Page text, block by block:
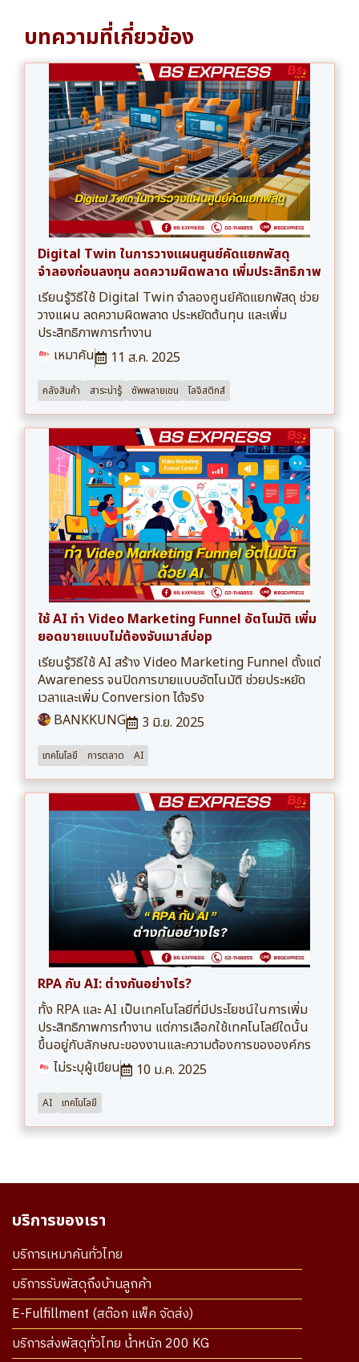
บทความที่เกี่ยวข้อง
Digital Twin ในการวางแผนศูนย์คัดแยกพัสดุ
จำลองก่อนลงทุน ลดความผิดพลาด เพิ่มประสิทธิภาพ
เรียนรู้วิธีใช้ Digital Twin จำลองศูนย์คัดแยกพัสดุ ช่วย
วางแผน ลดความผิดพลาด ประหยัดต้นทุน และเพิ่ม
ประสิทธิภาพการทำงาน
เหมาคัน
11 ส.ค. 2025
คลังสินค้า สาระน่ารู้ ซัพพลายเชน โลจิสติกส์
ใช้ AI ทำ Video Marketing Funnel อัตโนมัติ เพิ่ม
ยอดขายแบบไม่ต้องจับเมาส์บ่อp
เรียนรู้วิธีใช้ AI สร้าง Video Marketing Funnel ตั้งแต่
Awareness จนปิดการขายแบบอัตโนมัติ ช่วยประหยัด
เวลาและเพิ่ม Conversion ได้จริง
BANKKUNG
3 มิ.ย. 2025
เทคโนโลยี การตลาด AI
RPA กับ AI: ต่างกันอย่างไร?
ทั้ง RPA และ AI เป็นเทคโนโลยีที่มีประโยชน์ในการเพิ่ม
ประสิทธิภาพการทำงาน แต่การเลือกใช้เทคโนโลยีใดนั้น
ขึ้นอยู่กับลักษณะของงานและความต้องการขององค์กร
ไม่ระบุผู้เขียน
10 ม.ค. 2025
AI เทคโนโลยี
บริการของเรา
บริการเหมาคันทั่วไทย
บริการรับพัสดุถึงบ้านลูกค้า
E-Fulfillment (สต๊อก แพ็ค จัดส่ง)
บริการส่งพัสดุทั่วไทย น้ำหนัก 200 KG